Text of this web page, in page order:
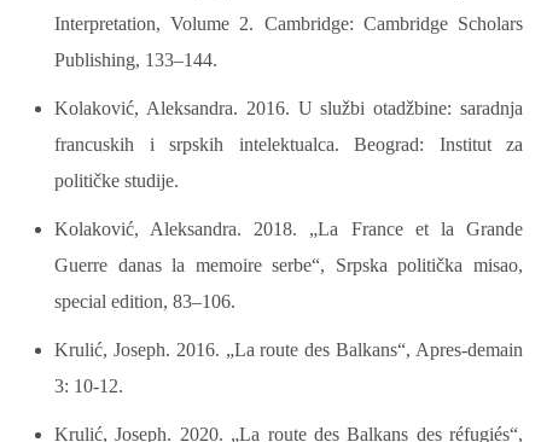
Interpretation, Volume 2. Cambridge: Cambridge Scholars
Publishing, 133–144.
Kolaković, Aleksandra. 2016. U službi otadžbine: saradnja
francuskih i srpskih intelektualca. Beograd: Institut za
političke studije.
Kolaković, Aleksandra. 2018. „La France et la Grande
Guerre danas la memoire serbe“, Srpska politička misao,
special edition, 83–106.
Krulić, Joseph. 2016. „La route des Balkans“, Apres-demain
3: 10-12.
Krulić, Joseph. 2020. „La route des Balkans des réfugiés“,